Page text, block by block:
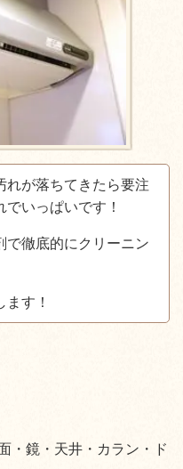
れが落ちてきたら要注
いっぱいです！
で徹底的にクリーニン
す！
・鏡・天井・カラン・ド